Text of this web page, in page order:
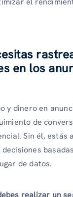
en los
y dinero en
de
Sin él, estás
de datos.
realizar un